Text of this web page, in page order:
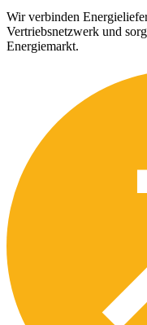
Wir verbinden
Vertriebsnetzwerk und
Energiemarkt.